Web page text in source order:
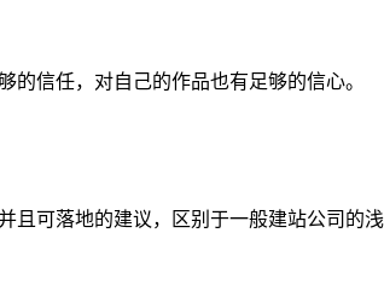
信任，对自己的作品也有足够的信心。
且可落地的建议，区别于一般建站公司的